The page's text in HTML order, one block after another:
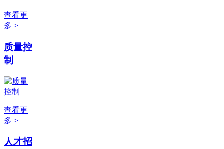
查看更
多 >
质量控
制
查看更
多 >
人才招